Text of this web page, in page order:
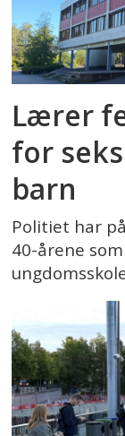
Lærer
for
barn
Politiet har
40-årene